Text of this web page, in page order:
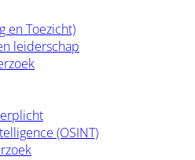
en Toezicht)
leiderschap
(OSINT)